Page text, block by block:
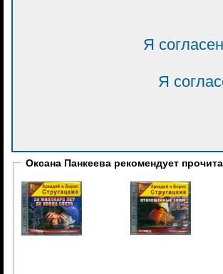
Я
Я
Оксана Панкеева рекомендует